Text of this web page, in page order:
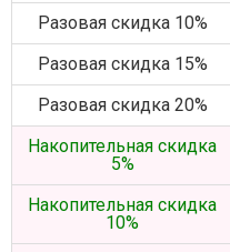
Разовая скидка 10%
Разовая скидка 15%
Разовая скидка 20%
Накопительная скидка
5%
Накопительная скидка
10%